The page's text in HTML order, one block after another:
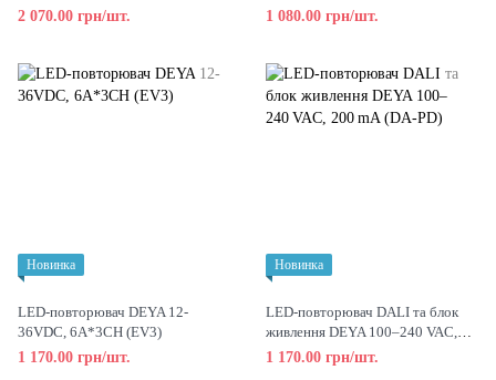
2 070.00 грн/шт.
200mA (DA-PS-L)
1 080.00 грн/шт.
Новинка
LED-повторювач DEYA 12-
36VDC, 6A*3CH (EV3)
1 170.00 грн/шт.
Новинка
LED-повторювач DALI та блок
живлення DEYA 100–240 VAC,
200 mA (DA-PD)
1 170.00 грн/шт.